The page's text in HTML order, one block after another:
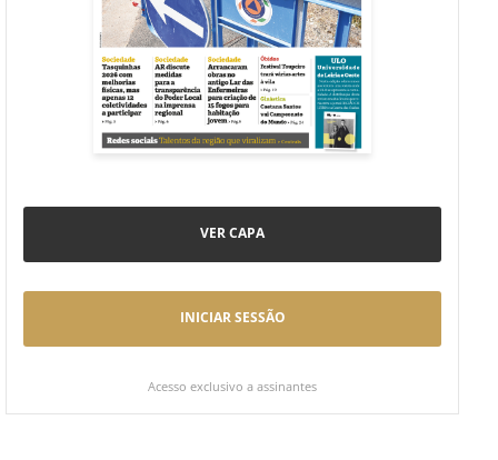
VER CAPA
INICIAR SESSÃO
Acesso exclusivo a assinantes